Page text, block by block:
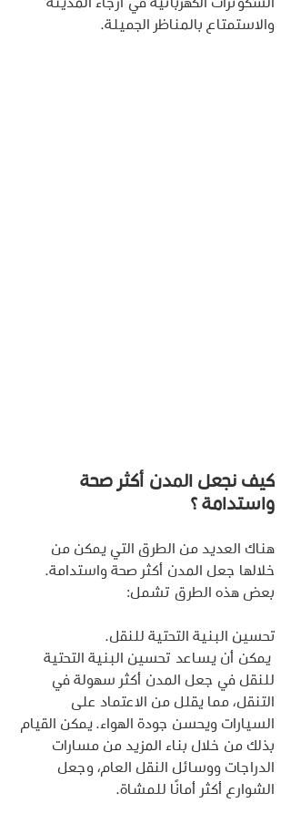
السكوترات الكهربائية في أرجاء المدينة
والاستمتاع بالمناظر الجميلة.
كيف نجعل المدن أكثر صحة
واستدامة ؟
هناك العديد من الطرق التي يمكن من
خلالها جعل المدن أكثر صحة واستدامة.
بعض هذه الطرق تشمل:
تحسين البنية التحتية للنقل.
يمكن أن يساعد تحسين البنية التحتية
للنقل في جعل المدن أكثر سهولة في
التنقل، مما يقلل من الاعتماد على
السيارات ويحسن جودة الهواء. يمكن القيام
بذلك من خلال بناء المزيد من مسارات
الدراجات ووسائل النقل العام، وجعل
الشوارع أكثر أمانًا للمشاة.